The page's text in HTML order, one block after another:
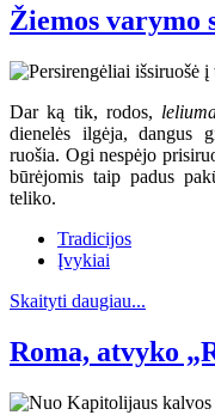
Žiemos varymo
Dar ką tik, rodos,
dienelės ilgėja, dangus
ruošia. Ogi nespėjo
būrėjomis taip padus
teliko.
Tradicijos
Įvykiai
Skaityti daugiau...
Roma, atvyko